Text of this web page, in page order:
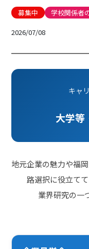
募集中
学校関係者
2026/07/08
キャ
大学等
地元企業の魅力や福
路選択に役立て
業界研究の一